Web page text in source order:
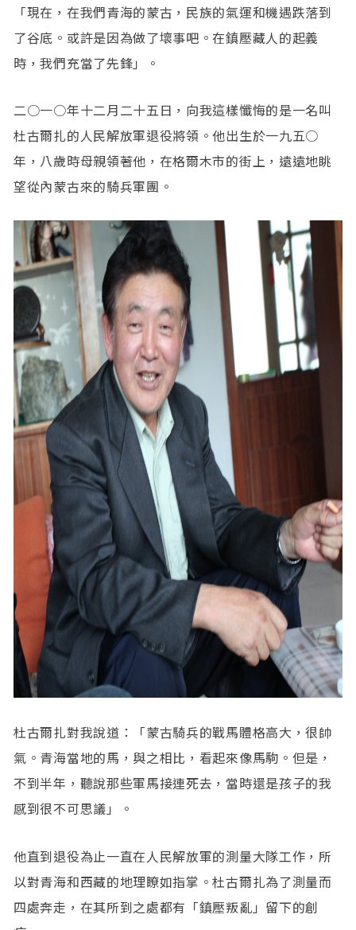
「現在，在我們青海的蒙古，民族的氣運和機遇跌落到
了谷底。或許是因為做了壞事吧。在鎮壓藏人的起義
時，我們充當了先鋒」。
二○一○年十二月二十五日，向我這樣懺悔的是一名叫
杜古爾扎的人民解放軍退役將領。他出生於一九五○
年，八歲時母親領著他，在格爾木市的街上，遠遠地眺
望從內蒙古來的騎兵軍團。
杜古爾扎對我說道：「蒙古騎兵的戰馬體格高大，很帥
氣。青海當地的馬，與之相比，看起來像馬駒。但是，
不到半年，聽說那些軍馬接連死去，當時還是孩子的我
感到很不可思議」。
他直到退役為止一直在人民解放軍的測量大隊工作，所
以對青海和西藏的地理瞭如指掌。杜古爾扎為了測量而
四處奔走，在其所到之處都有「鎮壓叛亂」留下的創